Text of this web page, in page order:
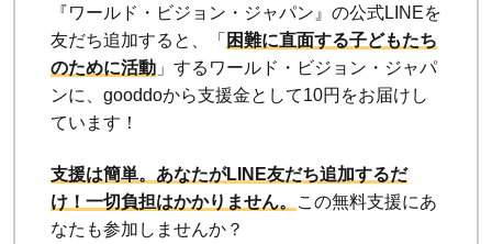
「つく
る責任
つかう
責任」
2.13
⑬気
『ワールド・ビジョン・ジャパン』の公式LINEを
友だち追加すると、「 困難に直面する子どもたち
のために活動 」するワールド・ビジョン・ジャパ
ンに、gooddoから支援金として10円をお届けし
ています！
支援は簡単。あなたがLINE友だち追加するだ
け！ 一切負担はかかりません。
この無料支援にあ
なたも参加しませんか？